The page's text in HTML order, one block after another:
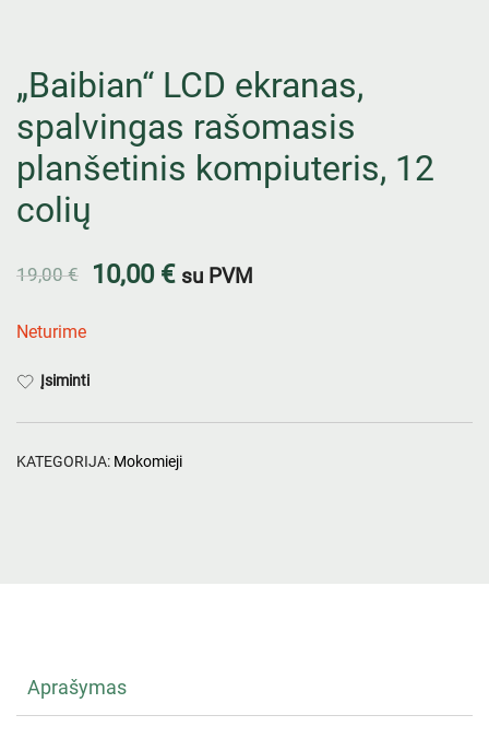
„Baibian“ LCD ekranas,
spalvingas rašomasis
planšetinis kompiuteris, 12
colių
19,00€ 10,00 € su PVM
Neturime
Įsiminti
KATEGORIJA: Mokomieji
Aprašymas